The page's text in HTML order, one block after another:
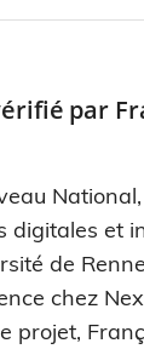
par
digitales et
de
chez
projet,